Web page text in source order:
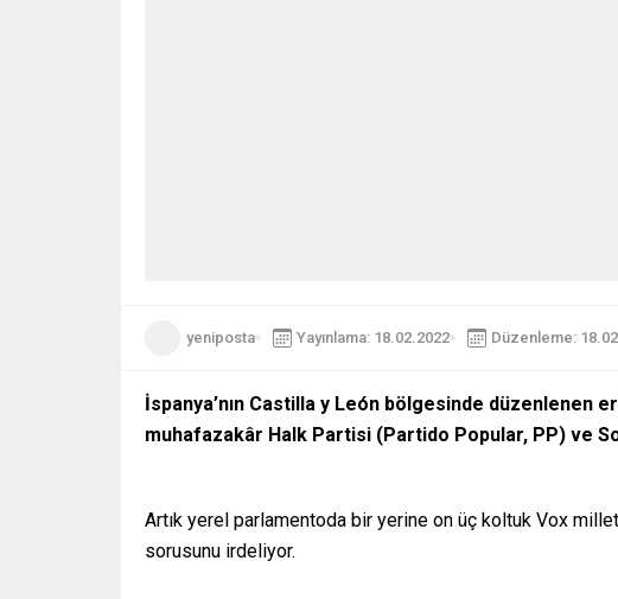
yeniposta Yayınlama: 18.02.2022 Düzenleme:
İspanya’nın Castilla y León bölgesinde düzenlenen
muhafazakâr Halk Partisi (Partido Popular, PP) ve
Artık yerel parlamentoda bir yerine on üç koltuk Vox
sorusunu irdeliyor.